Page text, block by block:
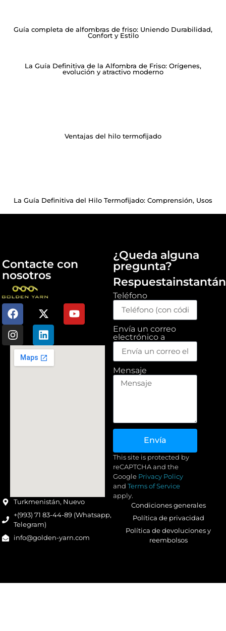
Guía completa de alfombras de friso: Uniendo Durabilidad,
Confort y Estilo
La Guía Definitiva de la Alfombra de Friso: Orígenes,
evolución y atractivo moderno
Ventajas del hilo termofijado
La Guía Definitiva del Hilo Termofijado: Comprensión, Usos
Contacte con
nosotros
Turkmenistán, Nuevo
+(993) 71 83-44-89 (Whatsapp,
Telegram)
info@golden-yarn.com
¿Queda alguna
pregunta?
Teléfono
Envía un correo
electrónico a
Mensaje
Envía
This site is protected by
reCAPTCHA and the
Google Privacy Policy
and Terms of Service
apply.
Condiciones generales
Política de privacidad
Política de devoluciones y
reembolsos